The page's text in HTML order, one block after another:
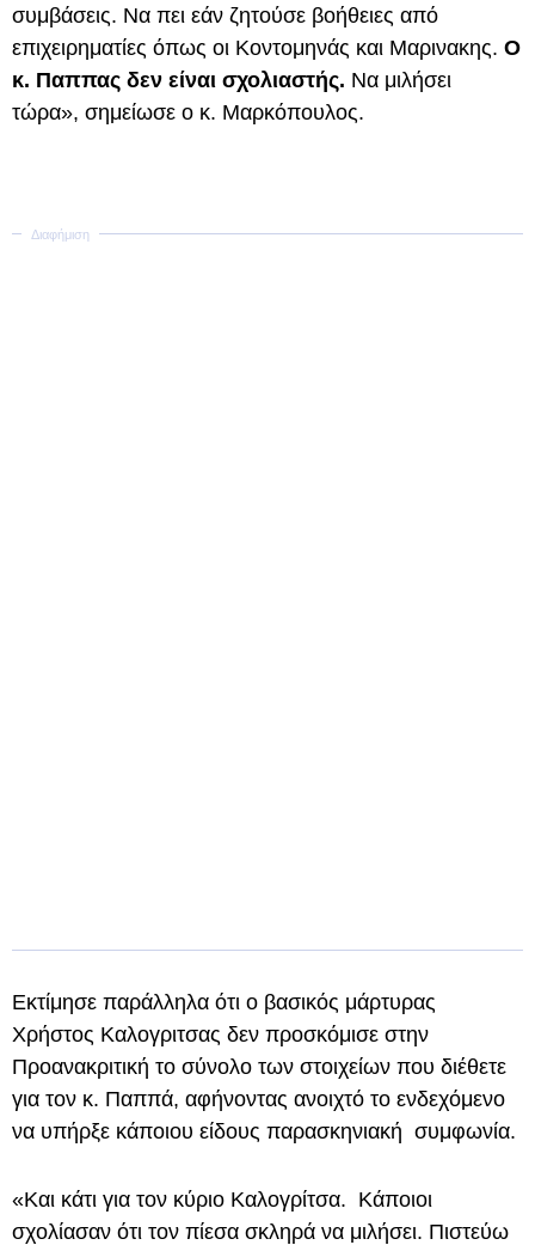
συμβάσεις. Να πει εάν ζητούσε βοήθειες από
επιχειρηματίες όπως οι Κοντομηνάς και Μαρινακης. Ο
κ. Παππας δεν είναι σχολιαστής. Να μιλήσει
τώρα», σημείωσε ο κ. Μαρκόπουλος.
Εκτίμησε παράλληλα ότι ο βασικός μάρτυρας
Χρήστος Καλογριτσας δεν προσκόμισε στην
Προανακριτική το σύνολο των στοιχείων που διέθετε
για τον κ. Παππά, αφήνοντας ανοιχτό το ενδεχόμενο
να υπήρξε κάποιου είδους παρασκηνιακή συμφωνία.
«Και κάτι για τον κύριο Καλογρίτσα. Κάποιοι
σχολίασαν ότι τον πίεσα σκληρά να μιλήσει. Πιστεύω